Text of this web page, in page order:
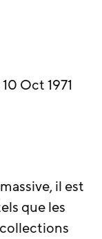
Oct 1971
il est
que les